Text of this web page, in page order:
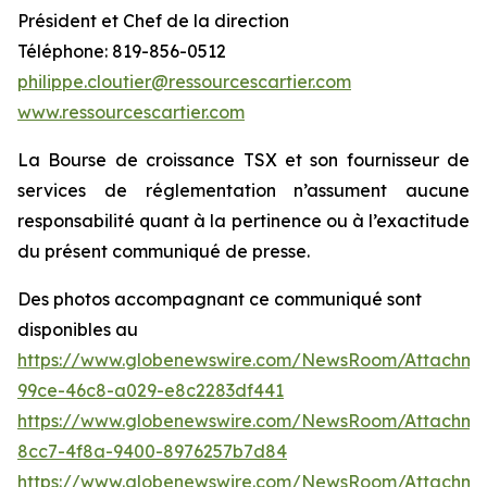
Président et Chef de la direction
Téléphone: 819-856-0512
philippe.cloutier@ressourcescartier.com
www.ressourcescartier.com
La Bourse de croissance TSX et son fournisseur de
services de réglementation n’assument aucune
responsabilité quant à la pertinence ou à l’exactitude
du présent communiqué de presse.
Des photos accompagnant ce communiqué sont
disponibles au
https://www.globenewswire.com/NewsRoom/
99ce-46c8-a029-e8c2283df441
https://www.globenewswire.com/NewsRoom/
8cc7-4f8a-9400-8976257b7d84
https://www.globenewswire.com/NewsRoom/